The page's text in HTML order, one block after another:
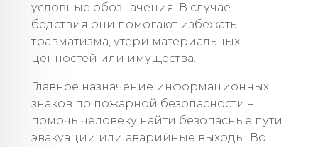
условные обозначения. В случае
бедствия они помогают избежать
травматизма, утери материальных
ценностей или имущества.
Главное назначение информационных
знаков по пожарной безопасности –
помочь человеку найти безопасные пути
эвакуации или аварийные выходы. Во